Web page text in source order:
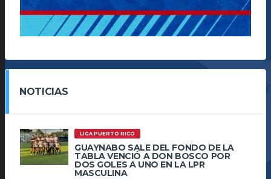
NOTICIAS
LIGA PUERTO RICO
GUAYNABO SALE DEL FONDO DE LA
TABLA VENCIÓ A DON BOSCO POR
DOS GOLES A UNO EN LA LPR
MASCULINA